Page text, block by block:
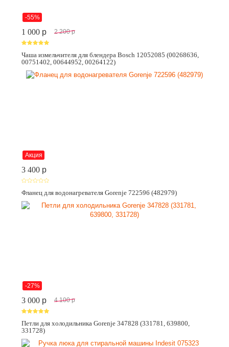
-55%
1 000 p 2 200 p
Чаша измельчителя для блендера Bosch 12052085 (00268636,
00751402, 00644952, 00264122)
Акция
3 400 p
Фланец для водонагревателя Gorenje 722596 (482979)
-27%
3 000 p 4 100 p
Петли для холодильника Gorenje 347828 (331781, 639800,
331728)